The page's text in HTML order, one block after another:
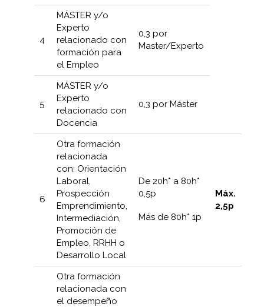
4
MÁSTER y/o
Experto
relacionado con
formación para
el Empleo
0,3 por
Master/Experto
5
MÁSTER y/o
Experto
relacionado con
Docencia
0,3 por Máster
6
Otra formación
relacionada
con: Orientación
Laboral,
Prospección
Emprendimiento,
Intermediación,
Promoción de
Empleo, RRHH o
Desarrollo Local
De 20h* a 80h*
0,5p
Más de 80h* 1p
Máx.
2,5p
Otra formación
relacionada con
el desempeño